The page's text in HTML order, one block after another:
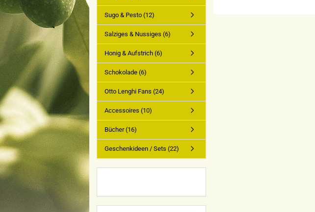
Sugo & Pesto (12)
Salziges & Nussiges (6)
Honig & Aufstrich (6)
Schokolade (6)
Otto Lenghi Fans (24)
Accessoires (10)
Bücher (16)
Geschenkideen / Sets (22)